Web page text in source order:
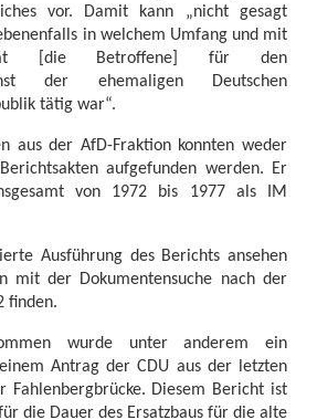
vor. Damit kann „nicht gesagt
in welchem Umfang und mit
[die Betroffene] für den
der ehemaligen Deutschen
tätig war“.
aus der AfD-Fraktion konnten weder
aufgefunden werden. Er
von 1972 bis 1977 als IM
Ausführung des Berichts ansehen
mit der Dokumentensuche nach der
finden.
wurde unter anderem ein
Antrag der CDU aus der letzten
Fahlenbergbrücke. Diesem Bericht ist
die Dauer des Ersatzbaus für die alte